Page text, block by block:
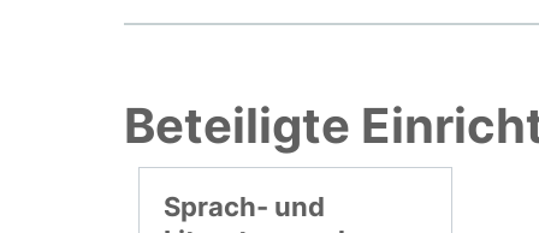
Beteiligte
Sprach- und